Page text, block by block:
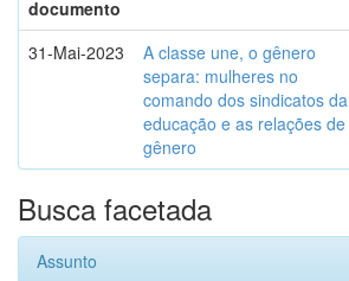
documento
31-Mai-2023
A classe une, o gênero
separa: mulheres no
comando dos sindicatos da
educação e as relações de
gênero
Busca facetada
Assunto